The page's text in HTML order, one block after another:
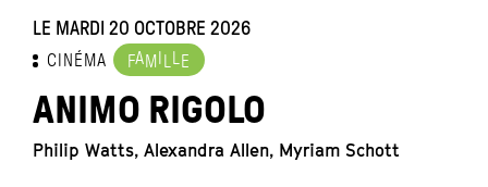
LE MARDI 20 OCTOBRE 2026
CINÉMA FAM E
ANIMO RIGOLO
Philip Watts, Alexandra Allen, Myriam Schott